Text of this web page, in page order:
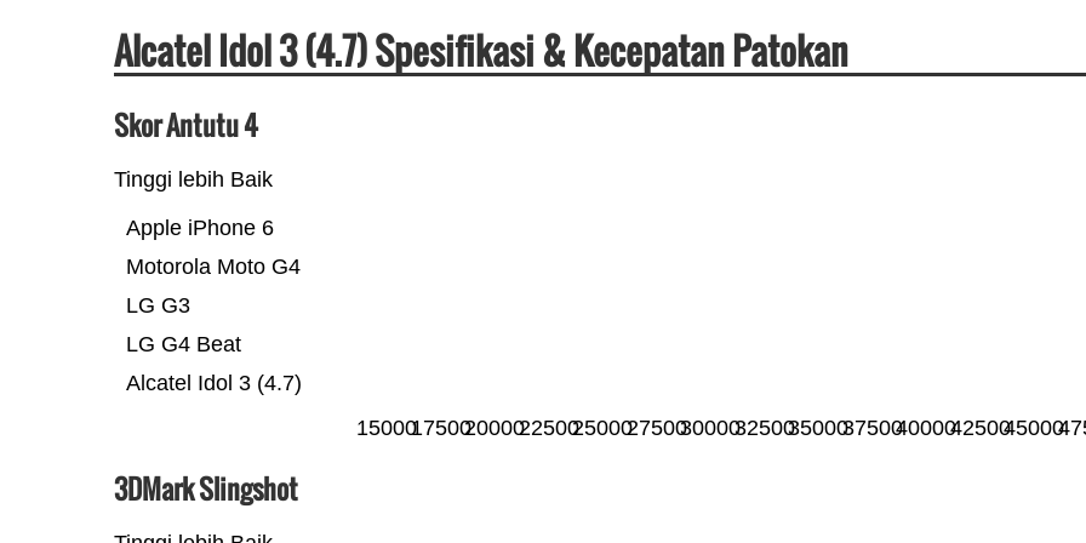
Alcatel Idol 3 (4.7) Spesifikasi & Kecepatan Patokan
Skor Antutu 4
Tinggi lebih Baik
Alcatel Idol 3 (4.7)
LG G4 Beat
LG G3
Motorola Moto G4
Apple iPhone 6
15000175002000022500250002750030000325003500037500400004250045000
3DMark Slingshot